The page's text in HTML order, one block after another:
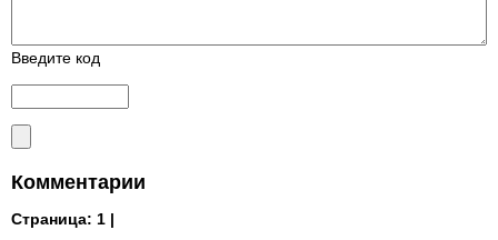
Введите код
Комментарии
Страница: 1 |